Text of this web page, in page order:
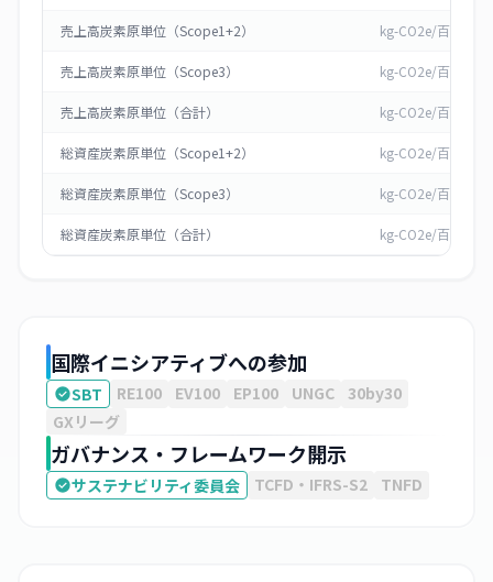
売上高炭素原単位（Scope1+2） kg-CO2e/百万円
売上高炭素原単位（Scope3） kg-CO2e/百万円
売上高炭素原単位（合計） kg-CO2e/百万円
総資産炭素原単位（Scope1+2） kg-CO2e/百万円
総資産炭素原単位（Scope3） kg-CO2e/百万円
総資産炭素原単位（合計） kg-CO2e/百万円
国際イニシアティブへの参加
SBT RE100 EV100 EP100 UNGC 30by30
GXリーグ
ガバナンス・フレームワーク開示
サステナビリティ委員会 TCFD・IFRS-S2 TNFD